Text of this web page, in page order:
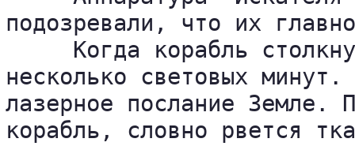
подозревали, что их
Когда корабль
несколько световых
лазерное послание Земле.
корабль, словно рвется